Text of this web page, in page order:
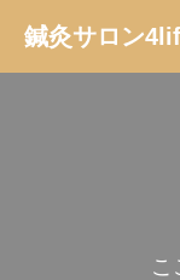
鍼灸サロン
こ